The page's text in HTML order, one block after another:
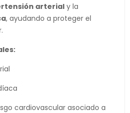
arterial y la
, ayudando a proteger el
cardiovascular asociado a